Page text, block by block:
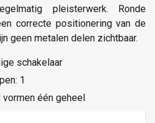
pleisterwerk. Ronde
correcte positionering van de
geen metalen delen zichtbaar.
schakelaar
1
één geheel
De centraalplaat is vervaardigd